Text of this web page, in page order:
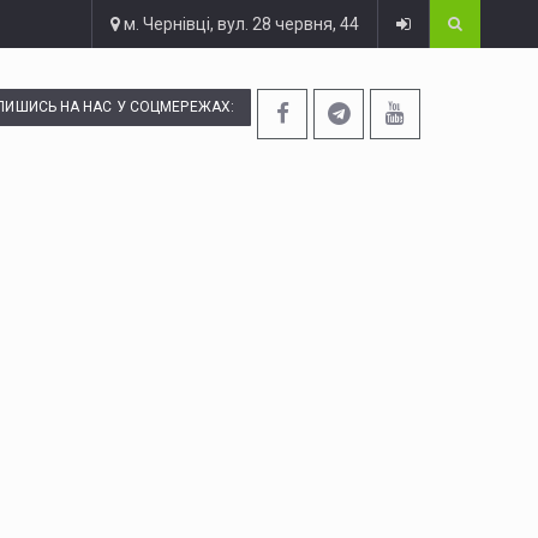
м. Чернівці, вул. 28 червня, 44
НА НАС У СОЦМЕРЕЖАХ: